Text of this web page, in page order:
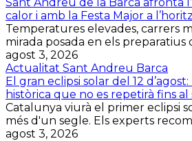
calor i amb la Festa Major a
Temperatures elevades, carrers
mirada posada en els preparatius
agost 3, 2026
Actualitat Sant Andreu Barca
El gran eclipsi solar del 12
històrica que no es repetirà fins al
Catalunya viurà el primer eclipsi
més d'un segle. Els experts
agost 3, 2026